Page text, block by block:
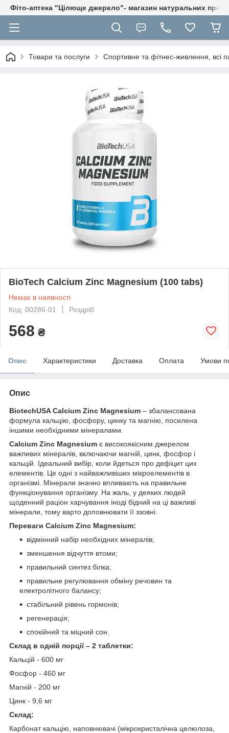
Фіто-аптека "Цілюще джерело"- магазин натуральних
Товари та послуги Спортивне та фітнес-живлення, всі
BioTech Calcium Zinc Magnesium (100 tabs)
Немає в наявності
Код: 00286-01
Роздріб
568 ₴
Опис Характеристики Доставка Оплата Умови
Опис
BiotechUSA Calcium Zinc Magnesium – збалансована
формула кальцію, фосфору, цинку та магнію, посилена
іншими необхідними мінералами.
Calcium Zinc Magnesium є високоякісним джерелом
важливих мінералів, включаючи магній, цинк, фосфор і
кальцій. Ідеальний вибір, коли йдеться про дефіцит цих
елементів. Це одні з найважливіших мікроелементів в
організмі. Мінерали значно впливають на правильне
функціонування організму. На жаль, у деяких людей
щоденний раціон харчування іноді бідний на ці важливі
мінерали, тому варто доповнювати її ззовні.
Переваги Calcium Zinc Magnesium:
відмінний набір необхідних мінералів;
зменшення відчуття втоми;
правильний синтез білка;
правильне регулювання обміну речовин та
електролітного балансу;
стабільний рівень гормонів;
регенерація;
спокійний та міцний сон.
Склад в одній порції – 2 таблетки:
Кальцій - 600 мг
Фосфор - 460 мг
Магній - 200 мг
Цинк - 9,6 мг
Склад:
Карбонат кальцію, наповнювачі (мікрокристалічна целюлоза,